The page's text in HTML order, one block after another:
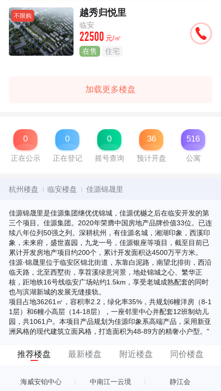
不限购 越秀归悦里
临安
22500 元/㎡
在售 住宅
加载更多楼盘
0
正在公示
0
正在登记
0
摇号查询
36
预计开盘
516
公寓
杭州楼盘 临安楼盘 佳源锦晟里
佳源锦晟里是佳源集团继优优锦城，佳源优樾之后在临安开发的第
三个项目。佳源集团。2020年荣膺中国房地产品牌价值33位。已连
续八年位列50强之列。深耕杭州，有佳源名城，湘湖印象，西溪印
象，未来府，盛世嘉园，九龙一号，佳源银座等项目，截至目前已
累计开发房地产项目约200个，累计开发面积达4500万平方米。
佳源·锦晟里位于临安区锦北街道，东靠白泥路，南望北排街，西沿
临天路，北至西墅街，享苕溪绿意河景，地处锦城之心、繁华正
核，距地铁16号线临安广场站约1.5km，享受老城成熟配套的同时
也与滨湖新城的发展无缝接轨。
项目占地36261㎡，容积率2.2，绿化率35%，共规划6幢洋房（8-1
1层）和6幢小高层（14-18层），一座邻里中心并配套12班制幼儿
园，共1061户。本项目产品规划为佳源印象系高端产品，采用新亚
洲风格的现代建筑立面风格，打造面积为48-89方的精奢小户型。"
推荐楼盘 最新楼盘 附近楼盘 同价楼盘
海威安铂中心 中南江一云境 静江会